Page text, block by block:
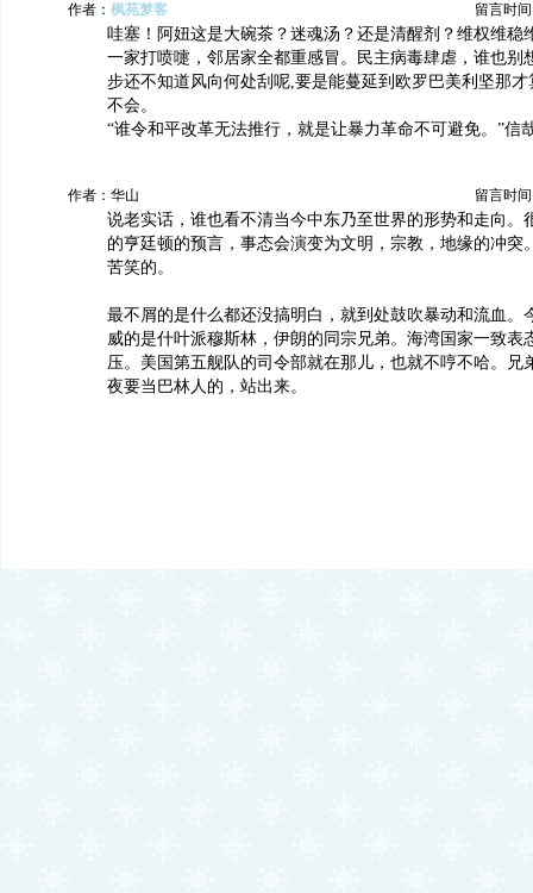
作者： 枫苑梦客 留言时间
哇塞！阿妞这是大碗茶？迷魂汤？还是清醒剂？维权维稳
一家打喷嚏，邻居家全都重感冒。民主病毒肆虐，谁也别
步还不知道风向何处刮呢,要是能蔓延到欧罗巴美利坚那
不会。
“谁令和平改革无法推行，就是让暴力革命不可避免。”信
作者：华山 留言时间
说老实话，谁也看不清当今中东乃至世界的形势和走向。
的亨廷顿的预言，事态会演变为文明，宗教，地缘的冲突
苦笑的。
最不屑的是什么都还没搞明白，就到处鼓吹暴动和流血。
威的是什叶派穆斯林，伊朗的同宗兄弟。海湾国家一致表
压。美国第五舰队的司令部就在那儿，也就不哼不哈。兄
夜要当巴林人的，站出来。